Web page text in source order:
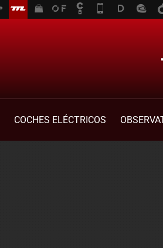
COCHES ELÉCTRICOS